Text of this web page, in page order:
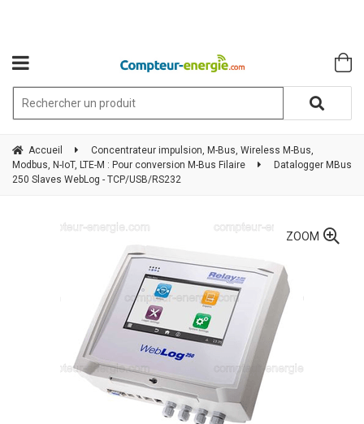
Accueil
Concentrateur impulsion, M-Bus, Wireless M-Bus,
Modbus, N-IoT, LTE-M : Pour conversion M-Bus Filaire
Datalogger MBus
250 Slaves WebLog - TCP/USB/RS232
ZOOM